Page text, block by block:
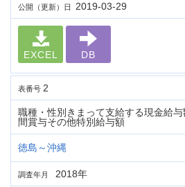
公開（更新）日 2019-03-29
EXCEL DB
表番号 2
職種・性別きまって支給する現金給
間賞与その他特別給与額
徳島～沖縄
調査年月 2018年